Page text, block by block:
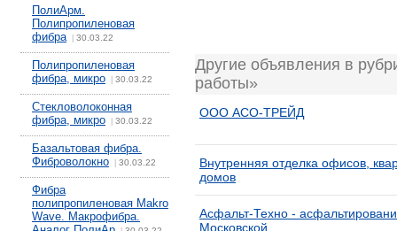
ПолиАрм.
Полипропиленовая
фибра| 30.03.22
Полипропиленовая
фибра, микро
30.03.22
Стекловолоконная
фибра, микро
30.03.22
Базальтовая фибра.
Фиброволокно
30.03.22
Фибра
полипропиленовая Makro
Wave. Макрофибра.
Другие объявления в
работы»
ООО АСО-ТРЕЙД
Внутренняя отделка офисов,
домов
Асфальт-Техно -
Московской